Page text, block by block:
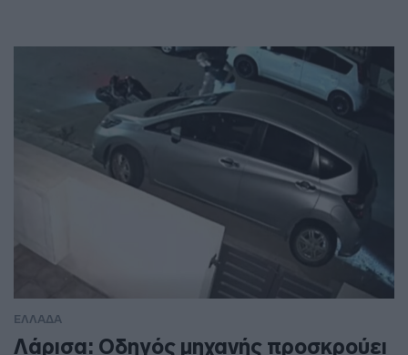
ΕΛΛΑΔΑ
Λάρισα: Οδηγός μηχανής προσκρούει